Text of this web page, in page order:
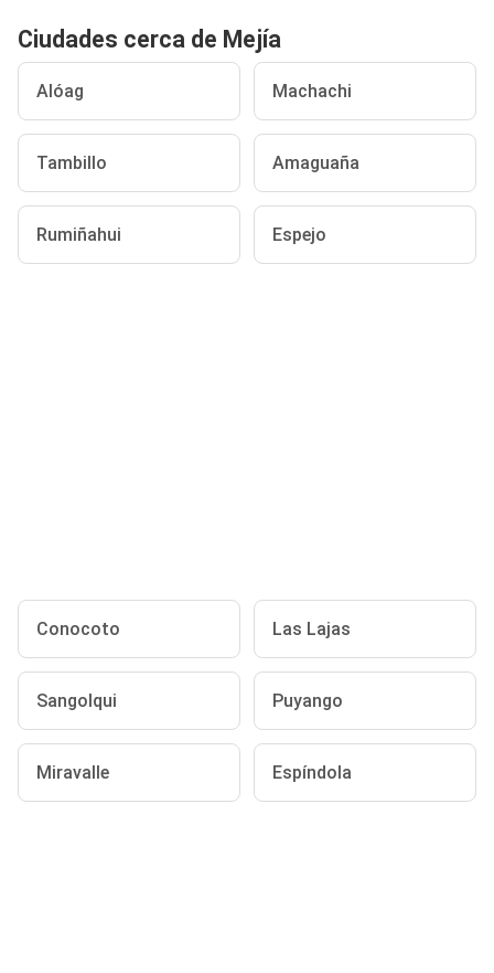
Ciudades cerca de Mejía
Alóag Machachi
Tambillo Amaguaña
Rumiñahui Espejo
Conocoto Las Lajas
Sangolqui Puyango
Miravalle Espíndola